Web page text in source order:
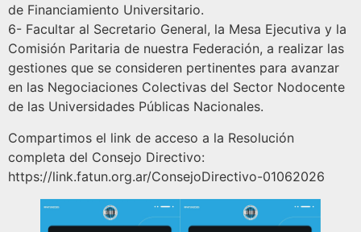
de Financiamiento Universitario.
6- Facultar al Secretario General, la Mesa Ejecutiva y la
Comisión Paritaria de nuestra Federación, a realizar las
gestiones que se consideren pertinentes para avanzar
en las Negociaciones Colectivas del Sector Nodocente
de las Universidades Públicas Nacionales.
Compartimos el link de acceso a la Resolución
completa del Consejo Directivo:
https://link.fatun.org.ar/ConsejoDirectivo-01062026